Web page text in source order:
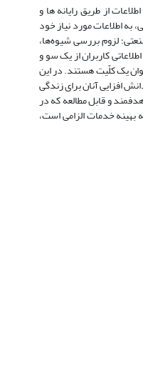
از طریق رایانه ها و
به اطلاعات مورد نیاز خود
صنعتی؛ لزوم بررسی شیوه‌ها،
کاربران از یک سو و
یک کلّیت هستند. در این
افزایی آنان برای زندگی
یادگیرانه و مبتنی بر شناخت یاد می‌کنند (مارکیونینی، 1998) فرایندی است هدفمند و قابل مطالعه که در
بهینه خدمات الزامی است،